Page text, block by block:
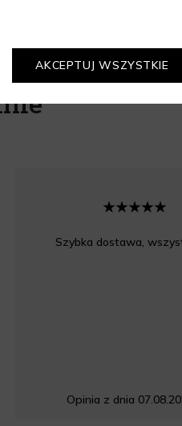
Szybka dostawa,
Opinia z dnia
AKCEPTUJ WSZYSTKIE